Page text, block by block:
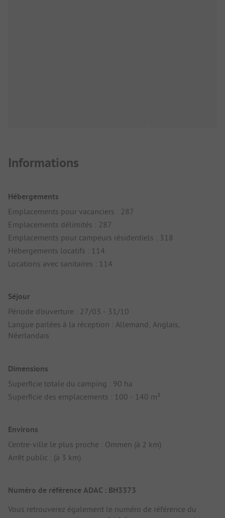
Informations
Hébergements
Emplacements pour vacanciers : 287
Emplacements délimités : 287
Emplacements pour campeurs résidentiels : 318
Hébergements locatifs : 114
Locations avec sanitaires : 114
Séjour
Période d'ouverture : 27/03 - 31/10
Langue parlées à la réception : Allemand, Anglais,
Néerlandais
Dimensions
Superficie totale du camping : 90 ha
Superficie des emplacements : 100 - 140 m²
Environs
Centre-ville le plus proche : Ommen (à 2 km)
Arrêt public : (à 3 km)
Numéro de référence ADAC : BH3373
Vous retrouverez également le numéro de référence du